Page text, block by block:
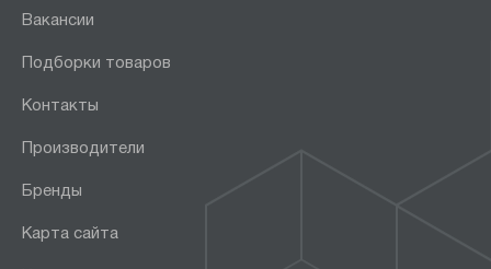
Вакансии
Подборки товаров
Контакты
Производители
Бренды
Карта сайта